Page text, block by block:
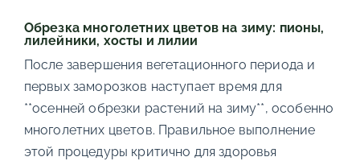
Обрезка многолетних цветов на зиму: пионы,
лилейники, хосты и лилии
После завершения вегетационного периода и
первых заморозков наступает время для
**осенней обрезки растений на зиму**, особенно
многолетних цветов. Правильное выполнение
этой процедуры критично для здоровья